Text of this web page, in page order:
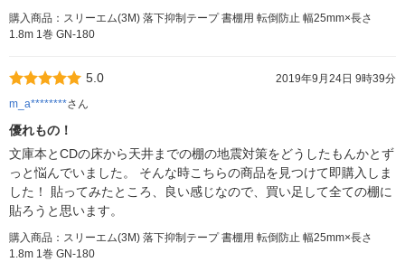
購入商品：スリーエム(3M) 落下抑制テープ 書棚用 転倒防止 幅25mm×長さ
1.8m 1巻 GN-180
5.0
2019年9月24日 9時39分
m_a********さん
優れもの！
文庫本とCDの床から天井までの棚の地震対策をどうしたもんかとず
っと悩んでいました。 そんな時こちらの商品を見つけて即購入しま
した！ 貼ってみたところ、良い感じなので、買い足して全ての棚に
貼ろうと思います。
購入商品：スリーエム(3M) 落下抑制テープ 書棚用 転倒防止 幅25mm×長さ
1.8m 1巻 GN-180